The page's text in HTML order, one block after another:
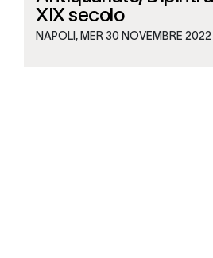
XIX secolo
NAPOLI, MER 30 NOVEMBRE 2022